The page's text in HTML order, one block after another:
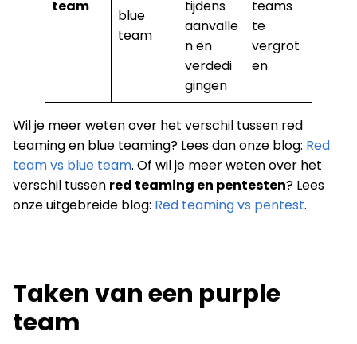
team
blue
team
tijdens
aanvalle
n en
verdedi
gingen
teams
te
vergrot
en
Wil je meer weten over het verschil tussen red
teaming en blue teaming? Lees dan onze blog: Red
team vs blue team. Of wil je meer weten over het
verschil tussen red teaming en pentesten? Lees
onze uitgebreide blog: Red teaming vs pentest.
Taken van een purple
team